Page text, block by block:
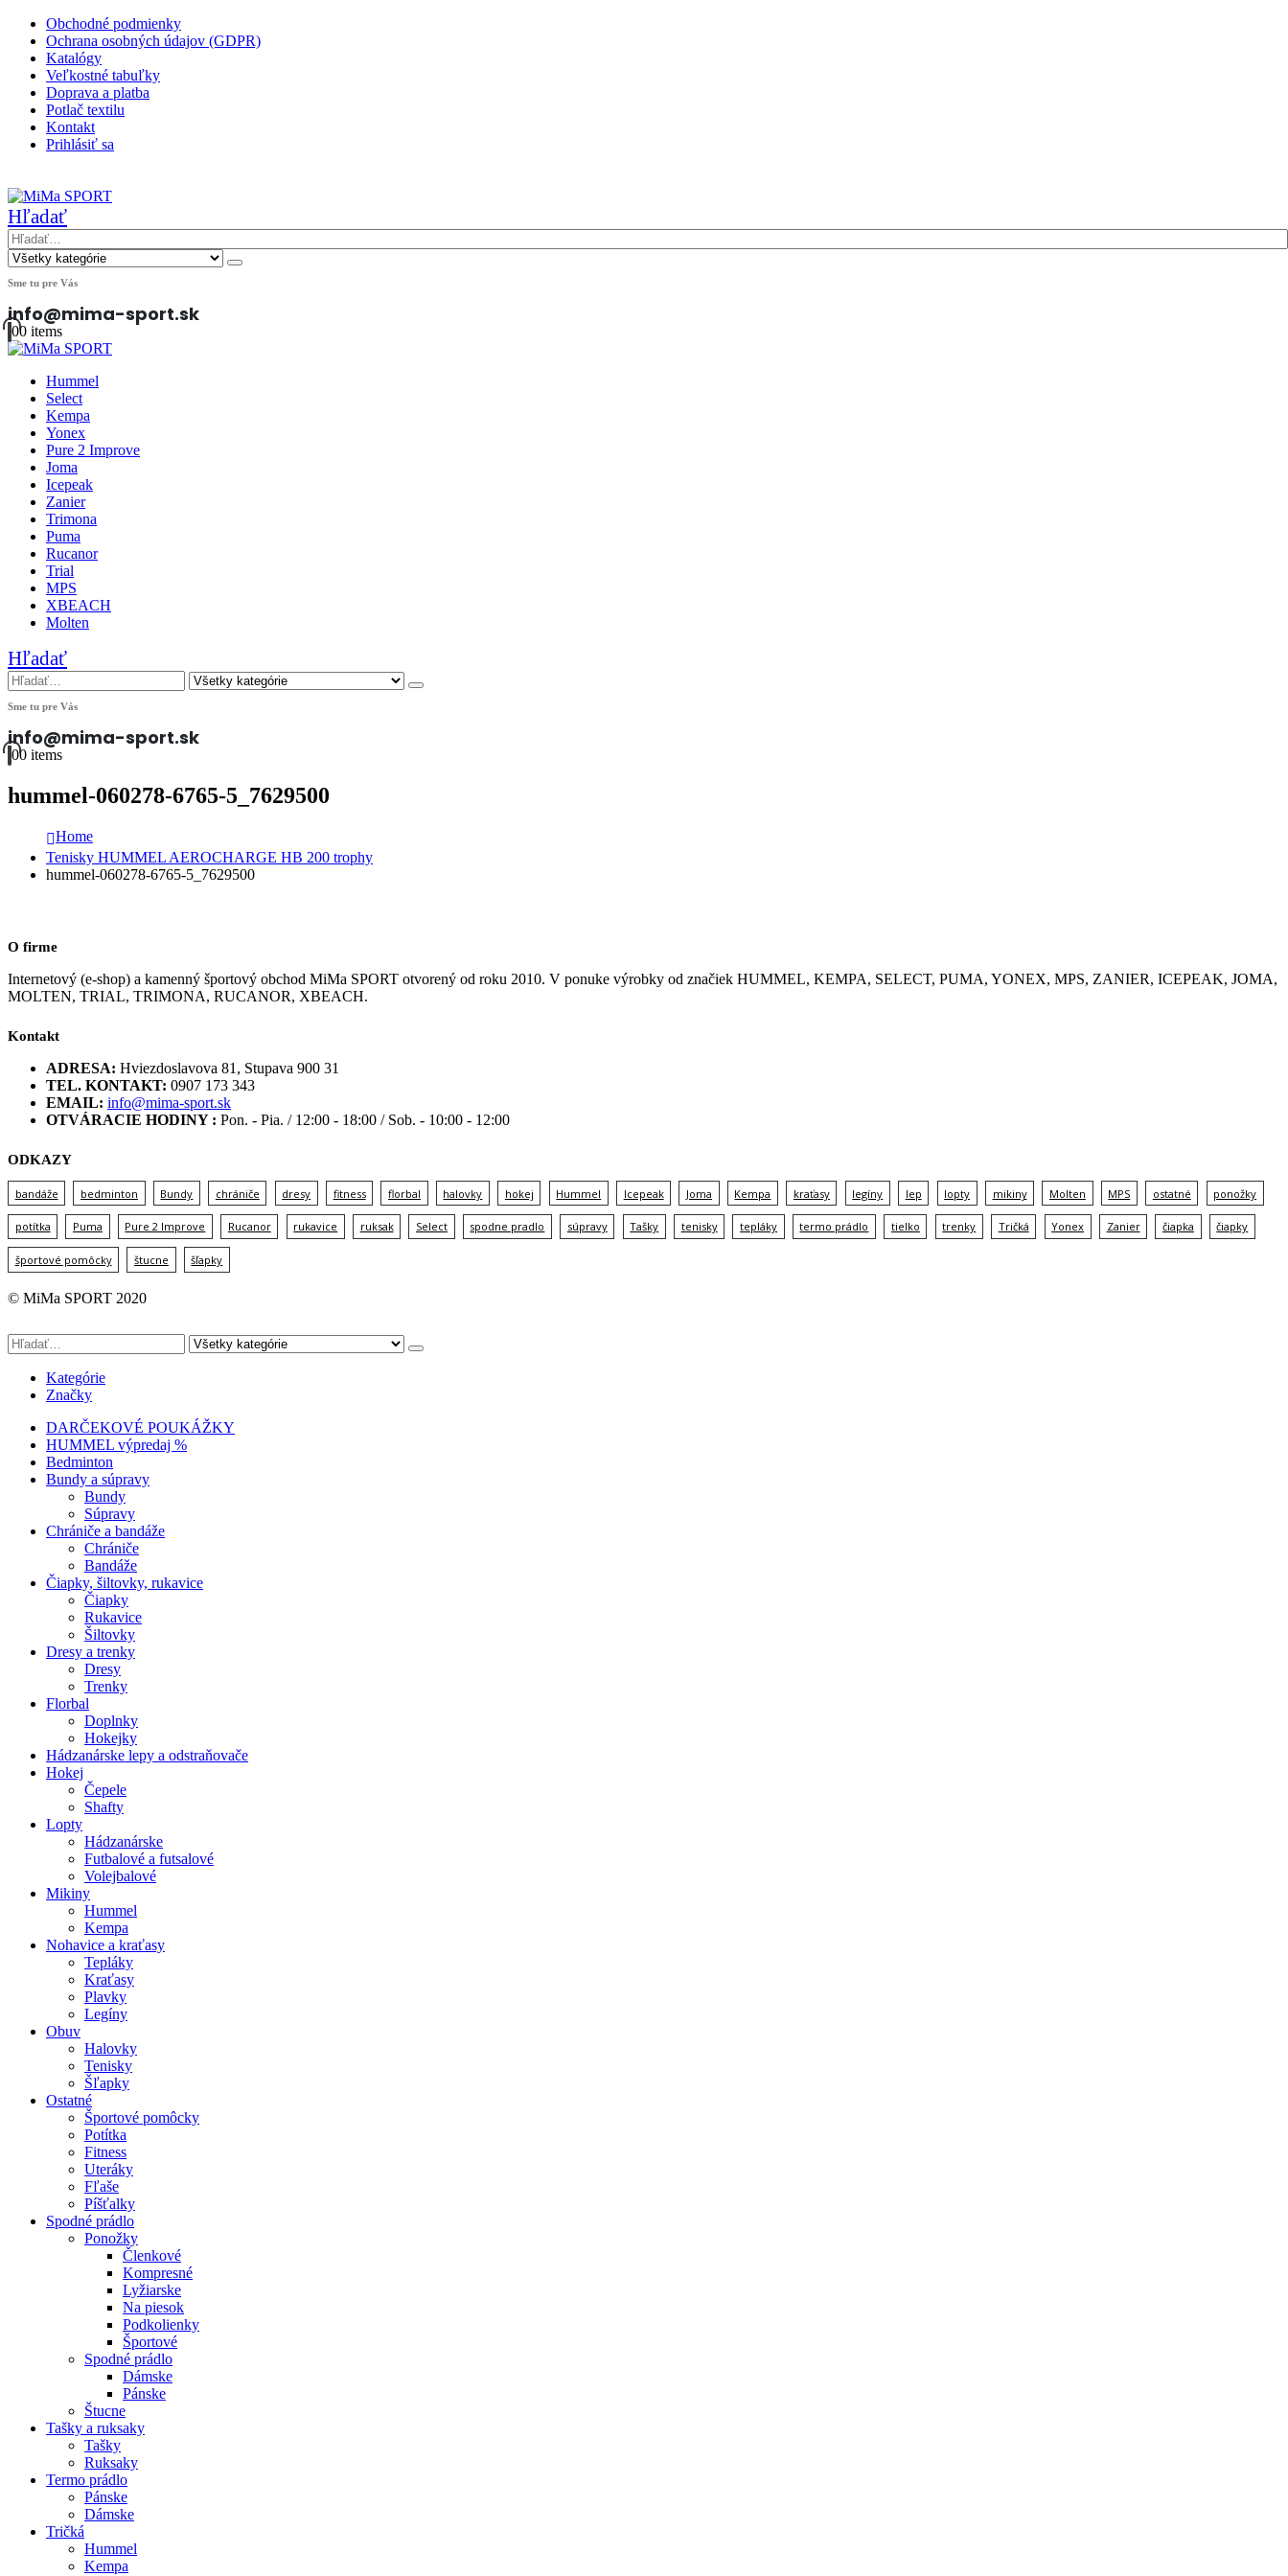
Obchodné podmienky
Ochrana osobných údajov (GDPR)
Katalógy
Veľkostné tabuľky
Doprava a platba
Potlač textilu
Kontakt
Prihlásiť sa
Hľadať
Sme tu pre Vás
info@mima-sport.sk
00 items
Hummel
Select
Kempa
Yonex
Pure 2 Improve
Joma
Icepeak
Zanier
Trimona
Puma
Rucanor
Trial
MPS
XBEACH
Molten
Hľadať
Sme tu pre Vás
info@mima-sport.sk
00 items
hummel-060278-6765-5_7629500
Home
Tenisky HUMMEL AEROCHARGE HB 200 trophy
hummel-060278-6765-5_7629500
O firme
Internetový (e-shop) a kamenný športový obchod MiMa SPORT otvorený od roku 2010. V ponuke výrobky od značiek HUMMEL, KEMPA, SELECT, PUMA, YONEX, MPS, ZANIER, ICEPEAK, JOMA,
MOLTEN, TRIAL, TRIMONA, RUCANOR, XBEACH.
Kontakt
ADRESA: Hviezdoslavova 81, Stupava 900 31
TEL. KONTAKT: 0907 173 343
EMAIL: info@mima-sport.sk
OTVÁRACIE HODINY : Pon. - Pia. / 12:00 - 18:00 / Sob. - 10:00 - 12:00
ODKAZY
bandáže bedminton Bundy chrániče dresy fitness florbal halovky hokej Hummel Icepeak Joma Kempa kraťasy legíny lep lopty mikiny Molten MPS ostatné ponožky
potítka Puma Pure 2 Improve Rucanor rukavice ruksak Select spodne pradlo súpravy Tašky tenisky tepláky termo prádlo tielko trenky Tričká Yonex Zanier čiapka čiapky
športové pomôcky štucne šľapky
© MiMa SPORT 2020
Kategórie
Značky
DARČEKOVÉ POUKÁŽKY
HUMMEL výpredaj %
Bedminton
Bundy a súpravy
Bundy
Súpravy
Chrániče a bandáže
Chrániče
Bandáže
Čiapky, šiltovky, rukavice
Čiapky
Rukavice
Šiltovky
Dresy a trenky
Dresy
Trenky
Florbal
Doplnky
Hokejky
Hádzanárske lepy a odstraňovače
Hokej
Čepele
Shafty
Lopty
Hádzanárske
Futbalové a futsalové
Volejbalové
Mikiny
Hummel
Kempa
Nohavice a kraťasy
Tepláky
Kraťasy
Plavky
Legíny
Obuv
Halovky
Tenisky
Šľapky
Ostatné
Športové pomôcky
Potítka
Fitness
Uteráky
Fľaše
Píšťalky
Spodné prádlo
Ponožky
Členkové
Kompresné
Lyžiarske
Na piesok
Podkolienky
Športové
Spodné prádlo
Dámske
Pánske
Štucne
Tašky a ruksaky
Tašky
Ruksaky
Termo prádlo
Pánske
Dámske
Tričká
Hummel
Kempa